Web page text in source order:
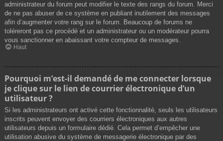
administrateur du forum peut modifier le texte des rangs du forum. Merci
de ne pas abuser de ce système en publiant inutilement des messages
afin d’augmenter votre rang sur le forum. Beaucoup de forums ne
toléreront pas ce procédé et un administrateur ou un modérateur pourra
vous sanctionner en abaissant votre compteur de messages.
Haut
Pourquoi m’est-il demandé de me connecter lorsque
je clique sur le lien de courrier électronique d’un
utilisateur ?
Si les administrateurs ont activé cette fonctionnalité, seuls les utilisateurs
inscrits peuvent envoyer des courriers électroniques aux autres
utilisateurs depuis un formulaire dédié. Cela permet d’empêcher une
utilisation abusive du système de messagerie électronique par des